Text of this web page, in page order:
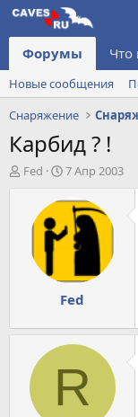
Форумы Что
Новые сообщения
Снаряжение
Карбид ? !
А
Fed
Д
т
н
а
л
7 Апр 2003
Fed
R